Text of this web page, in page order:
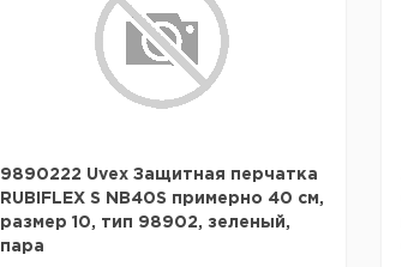
9890222 Uvex Защитная перчатка
RUBIFLEX S NB40S примерно 40 см,
размер 10, тип 98902, зеленый,
пара